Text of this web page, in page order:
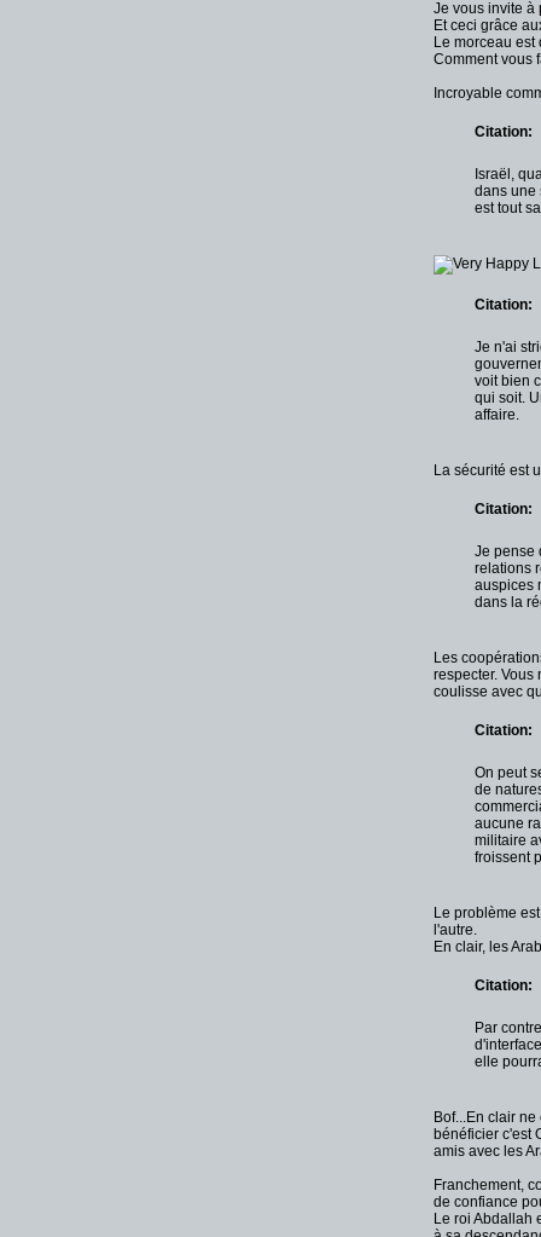
Je vous invite à
Et ceci grâce
Le morceau
Comment vous
Incroyable
Citation:
Israël,
dans une
est tout
Citation:
Je n'ai
voit bien
qui soit.
affaire.
La sécurité est
Citation:
Je pense
relations
auspices
dans la
Les
respecter.
coulisse avec
Citation:
On peut
de
aucune
militaire
froissent
Le problème
l'autre.
En clair, les
Citation:
Par
elle
Bof...En clair
bénéficier c'est
amis avec les
Franchement,
de confiance
Le roi Abdallah